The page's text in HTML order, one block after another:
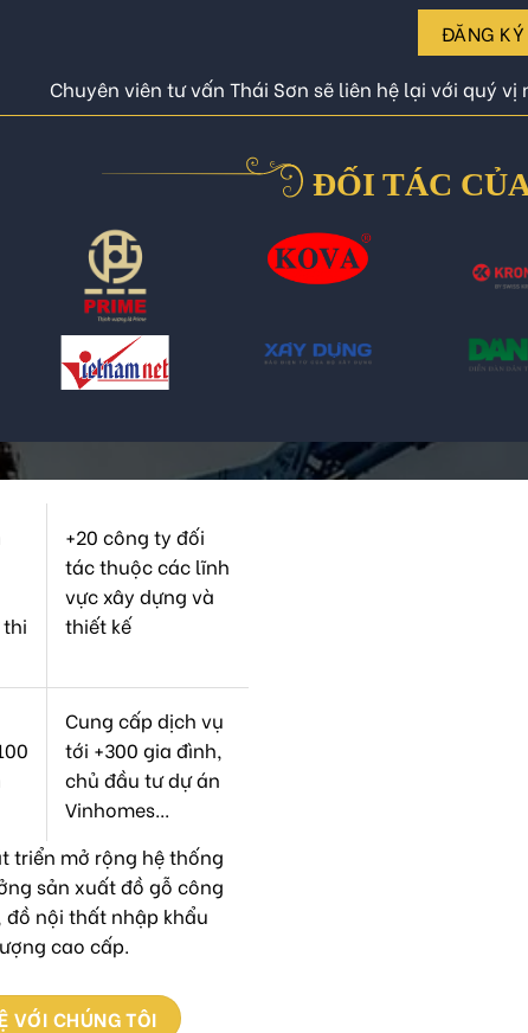
ĐĂNG KÝ
Chuyên viên tư vấn Thái Sơn sẽ liên hệ lại với quý
ĐỐI TÁC
thi
+20 công ty đối
tác thuộc các lĩnh
vực xây dựng và
thiết kế
Cung cấp dịch vụ
tới +300 gia đình,
chủ đầu tư dự án
Vinhomes...
triển mở rộng hệ thống
sản xuất đồ gỗ công
nội thất nhập khẩu
cao cấp.
VỚI CHÚNG TÔI